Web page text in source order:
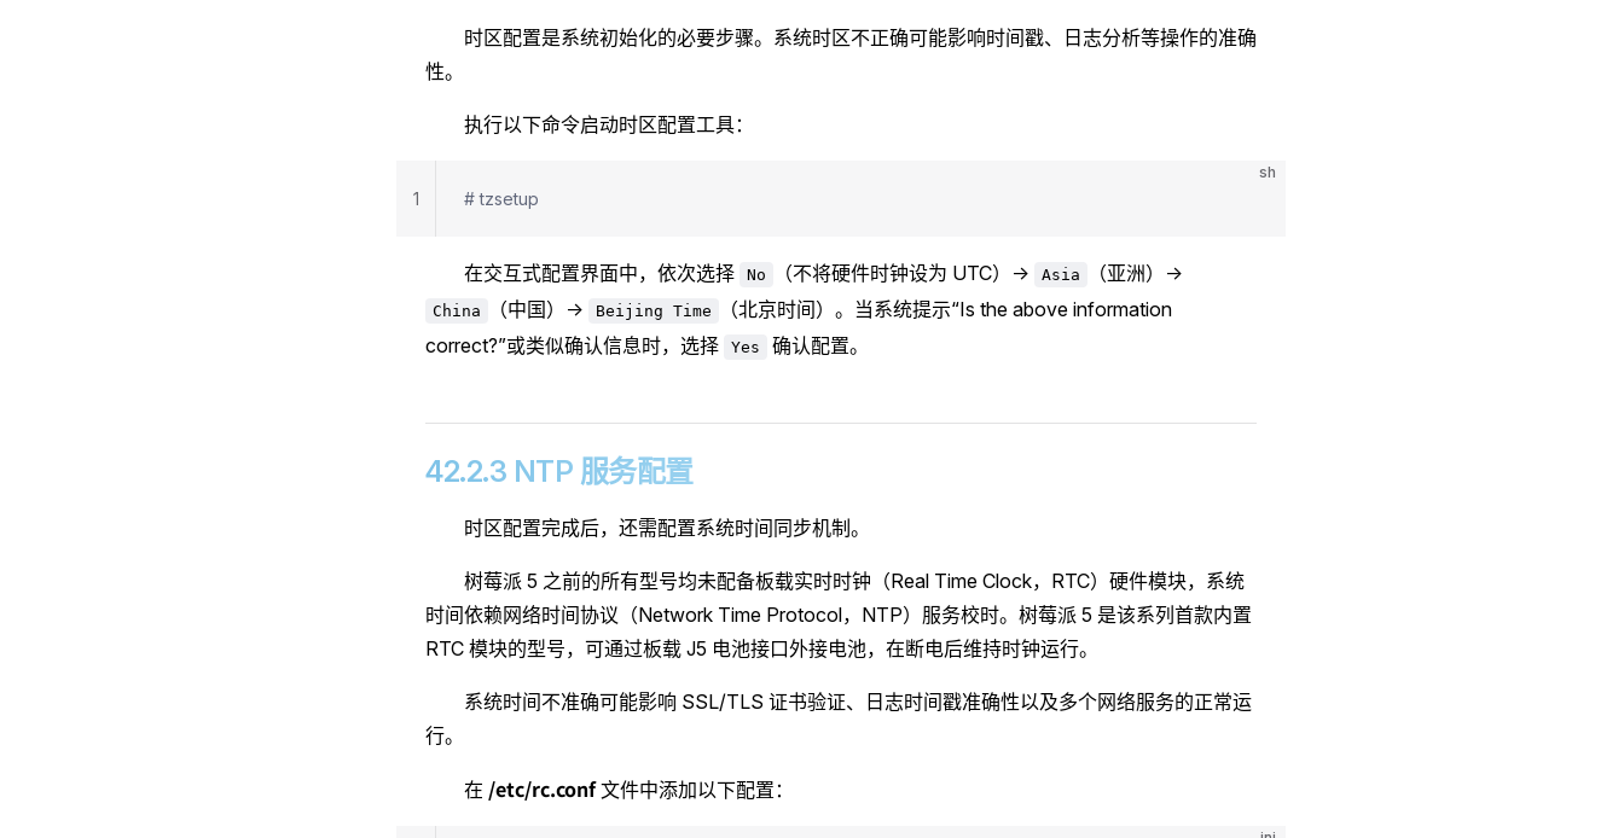
时区配置是系统初始化的必要步骤。系统时区不正确可能影响时间戳、日志分析等操作的准确
性。
执行以下命令启动时区配置工具：
sh
# tzsetup
1
在交互式配置界面中，依次选择 No （不将硬件时钟设为 UTC）→ Asia （亚洲）→
China （中国）→ Beijing Time
（北京时间）。当系统提示“Is the above information
correct?”或类似确认信息时，选择
Yes 确认配置。
42.2.3 NTP 服务配置
时区配置完成后，还需配置系统时间同步机制。
树莓派 5 之前的所有型号均未配备板载实时时钟（Real Time Clock，RTC）硬件模块，系统
时间依赖网络时间协议（Network Time Protocol，NTP）服务校时。树莓派 5 是该系列首款内置
RTC 模块的型号，可通过板载 J5 电池接口外接电池，在断电后维持时钟运行。
系统时间不准确可能影响 SSL/TLS 证书验证、日志时间戳准确性以及多个网络服务的正常运
行。
在 /etc/rc.conf文件中添加以下配置：